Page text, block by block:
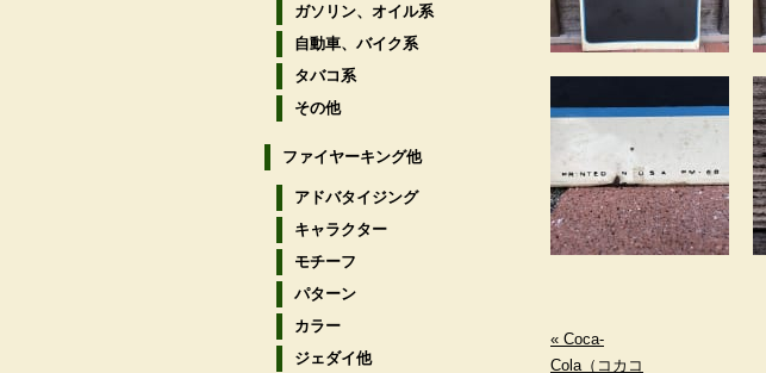
« Coca-
Cola（コカコ
ガソリン、オイル系
自動車、バイク系
タバコ系
その他
ファイヤーキング他
アドバタイジング
キャラクター
モチーフ
パターン
カラー
ジェダイ他